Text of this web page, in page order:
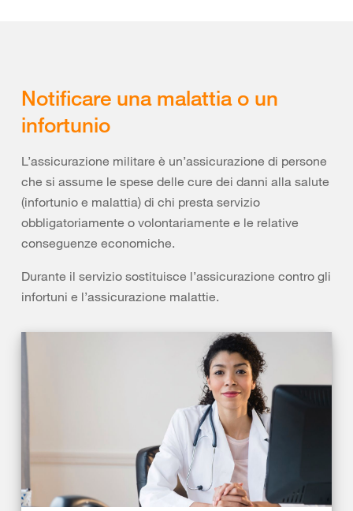
Notificare una malattia o un
infortunio
L’assicurazione militare è un’assicurazione di persone
che si assume le spese delle cure dei danni alla salute
(infortunio e malattia) di chi presta servizio
obbligatoriamente o volontariamente e le relative
conseguenze economiche.
Durante il servizio sostituisce l’assicurazione contro gli
infortuni e l’assicurazione malattie.